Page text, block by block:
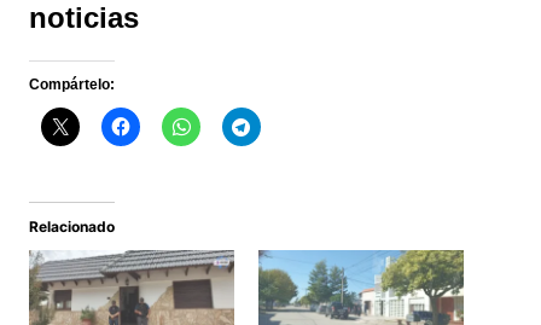
noticias
Compártelo:
Relacionado